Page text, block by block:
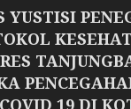
YUSTISI
19 DI